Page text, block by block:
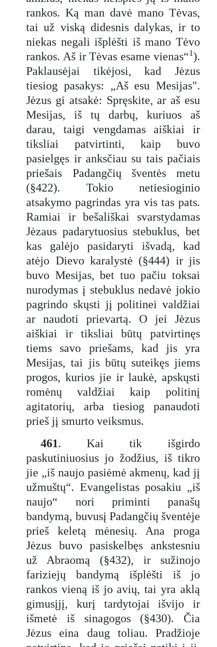
rankos. Ką man davė mano Tėvas,
tai už viską didesnis dalykas, ir to
niekas negali išplėšti iš mano Tėvo
rankos. Aš ir Tėvas esame vienas“1).
Paklausėjai tikėjosi, kad Jėzus
tiesiog pasakys: „Aš esu Mesijas".
Jėzus gi atsakė: Spręskite, ar aš esu
Mesijas, iš tų darbų, kuriuos aš
darau, taigi vengdamas aiškiai ir
tiksliai patvirtinti, kaip buvo
pasielgęs ir anksčiau su tais pačiais
priešais Padangčių šventės metu
(§422). Tokio netiesioginio
atsakymo pagrindas yra vis tas pats.
Ramiai ir bešališkai svarstydamas
Jėzaus padarytuosius stebuklus, bet
kas galėjo pasidaryti išvadą, kad
atėjo Dievo karalystė (§444) ir jis
buvo Mesijas, bet tuo pačiu toksai
nurodymas į stebuklus nedavė jokio
pagrindo skųsti jį politinei valdžiai
ar naudoti prievartą. O jei Jėzus
aiškiai ir tiksliai būtų patvirtinęs
tiems savo priešams, kad jis yra
Mesijas, tai jis būtų suteikęs jiems
progos, kurios jie ir laukė, apskųsti
romėnų
valdžiai kaip politinį
agitatorių, arba tiesiog panaudoti
prieš jį smurto veiksmus.
461. Kai tik išgirdo
paskutiniuosius jo žodžius, iš tikro
jie „iš naujo pasiėmė akmenų, kad jį
užmuštų“. Evangelistas posakiu „iš
naujo“ nori priminti panašų
bandymą, buvusį Padangčių šventėje
prieš keletą mėnesių. Ana proga
Jėzus buvo pasiskelbęs ankstesniu
už Abraomą (§432), ir sužinojo
fariziejų bandymą išplėšti iš jo
rankos vieną iš jo avių, tai yra aklą
gimusįjį, kurį tardytojai išvijo ir
išmetė iš sinagogos (§430). Čia
Jėzus eina daug toliau. Pradžioje